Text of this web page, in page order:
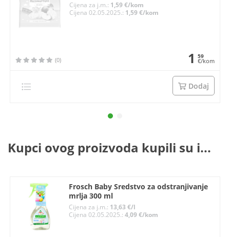
Cijena za j.m.: 1,59 €/kom
Cijena 02.05.2025.: 1,59 €/kom
(0) 1 59
€/kom
Dodaj
Kupci ovog proizvoda kupili su i...
Frosch Baby Sredstvo za odstranjivanje
mrlja 300 ml
Cijena za j.m.: 13,63 €/l
Cijena 02.05.2025.:4,09 €/kom